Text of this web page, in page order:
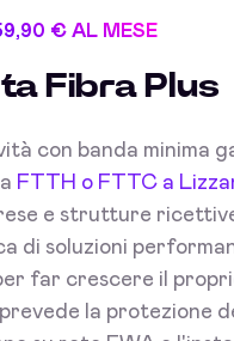
€ AL MESE
Fibra Plus
con banda minima
FTTH o FTTC a
e strutture
di soluzioni
far crescere il
la protezione